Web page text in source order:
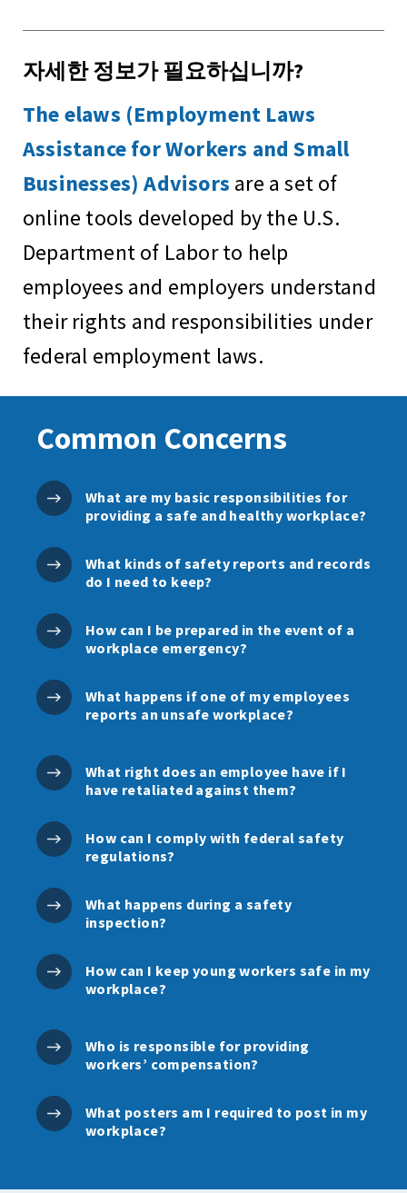
자세한 정보가 필요하십니까?
The elaws (Employment Laws
Assistance for Workers and Small
Businesses) Advisors are a set of
online tools developed by the U.S.
Department of Labor to help
employees and employers understand
their rights and responsibilities under
federal employment laws.
Common Concerns
What are my basic responsibilities for
providing a safe and healthy workplace?
What kinds of safety reports and records
do I need to keep?
How can I be prepared in the event of a
workplace emergency?
What happens if one of my employees
reports an unsafe workplace?
What right does an employee have if I
have retaliated against them?
How can I comply with federal safety
regulations?
What happens during a safety
inspection?
How can I keep young workers safe in my
workplace?
Who is responsible for providing
workers’ compensation?
What posters am I required to post in my
workplace?